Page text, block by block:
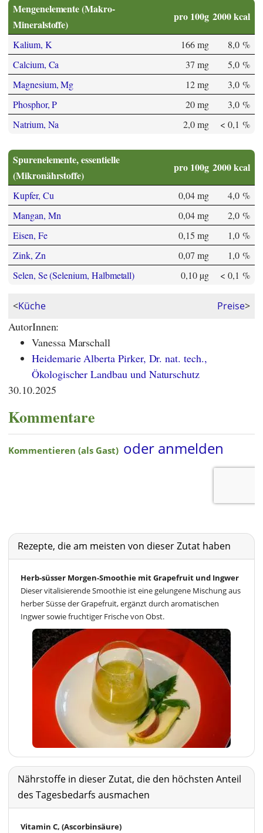
Mengenelemente (Makro-
Mineralstoffe)
pro 100g 2000 kcal
Kalium, K 166 mg
8,0 %
Calcium, Ca
37 mg
5,0 %
Magnesium, Mg
12 mg
3,0 %
Phosphor, P
20 mg
3,0 %
Natrium, Na
2,0 mg < 0,1 %
Spurenelemente, essentielle
(Mikronährstoffe)
pro 100g 2000 kcal
Kupfer, Cu 0,04 mg
4,0 %
Mangan, Mn
0,04 mg
2,0 %
Eisen, Fe
0,15 mg
1,0 %
Zink, Zn
0,07 mg
1,0 %
Selen, Se (Selenium, Halbmetall)
0,10 µg < 0,1 %
<Küche Preise>
AutorInnen:
Vanessa Marschall
Heidemarie Alberta Pirker, Dr. nat. tech.,
Ökologischer Landbau und Naturschutz
30.10.2025
Kommentare
Rezepte, die am meisten von dieser Zutat haben
Herb-süsser Morgen-Smoothie mit Grapefruit und Ingwer
Dieser vitalisierende Smoothie ist eine gelungene Mischung aus
herber Süsse der Grapefruit, ergänzt durch aromatischen
Ingwer sowie fruchtiger Frische von Obst.
Nährstoffe in dieser Zutat, die den höchsten Anteil
des Tagesbedarfs ausmachen
Vitamin C, (Ascorbinsäure)